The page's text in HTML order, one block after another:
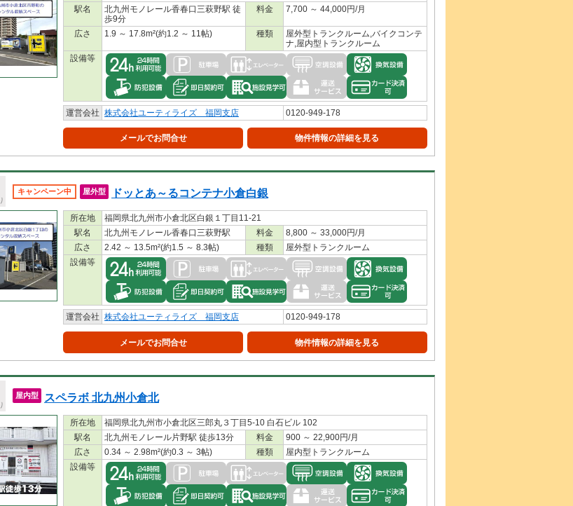
駅名
北九州モノレール香春口三萩野駅 徒
歩9分
料金 7,700 ～ 44,000円/月
広さ 1.9 ～ 17.8m²(約1.2 ～ 11帖) 種類
屋外型トランクルーム,バイクコンテ
ナ,屋内型トランクルーム
設備等
運営会社 株式会社ユーティライズ 福岡支店 0120-949-178
メールでお問合せ 物件情報の詳細を見る
キャンペーン中 屋外型 ドッとあ～るコンテナ小倉白銀
所在地
福岡県北九州市小倉北区白銀１丁目11-21
駅名
北九州モノレール香春口三萩野駅 料金
8,800 ～ 33,000円/月
広さ
2.42 ～ 13.5m²(約1.5 ～ 8.3帖) 種類
屋外型トランクルーム
設備等
運営会社 株式会社ユーティライズ 福岡支店 0120-949-178
メールでお問合せ 物件情報の詳細を見る
屋内型 スペラボ 北九州小倉北
所在地
福岡県北九州市小倉北区三郎丸３丁目5-10 白石ビル 102
駅名
北九州モノレール片野駅 徒歩13分 料金
900 ～ 22,900円/月
広さ
0.34 ～ 2.98m²(約0.3 ～ 3帖) 種類
屋内型トランクルーム
設備等